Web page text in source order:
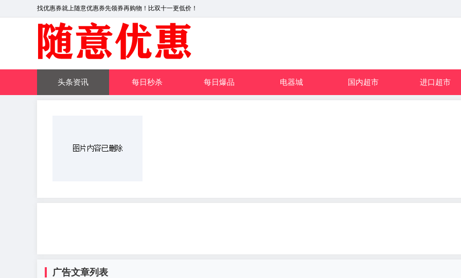
找优惠券就上随意优惠券先领券再购物！比双十一更低价！
头条资讯 每日秒杀 每日爆品 电器城 国内超市 进口超市
广告文章列表